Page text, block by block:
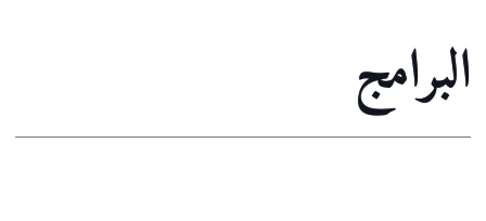
البرامج